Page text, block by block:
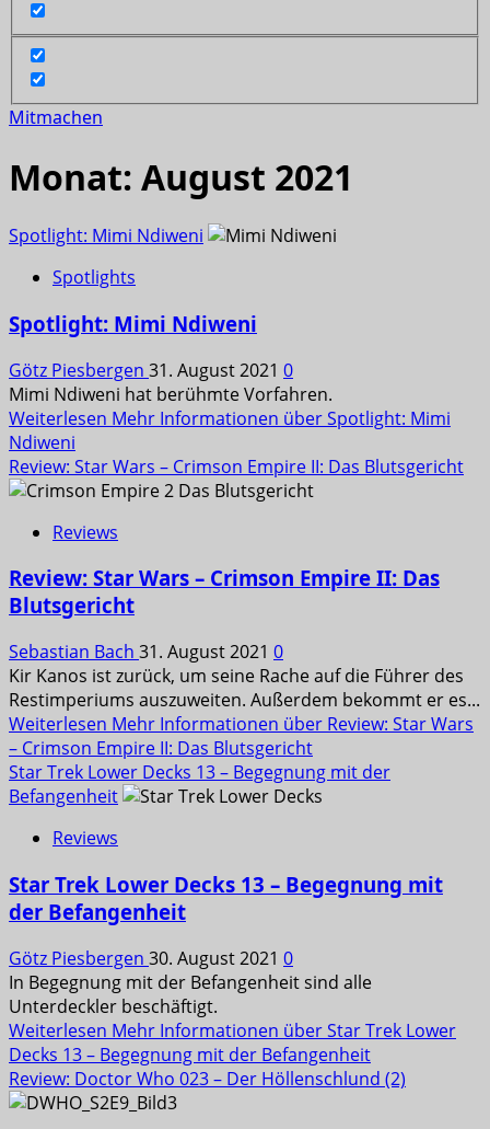
Mitmachen
Monat: August 2021
Spotlight: Mimi Ndiweni
Spotlights
Spotlight: Mimi Ndiweni
Götz Piesbergen 31. August 2021 0
Mimi Ndiweni hat berühmte Vorfahren.
Weiterlesen Mehr Informationen über Spotlight: Mimi
Ndiweni
Review: Star Wars – Crimson Empire II: Das Blutsgericht
Reviews
Review: Star Wars – Crimson Empire II: Das
Blutsgericht
Sebastian Bach 31. August 2021 0
Kir Kanos ist zurück, um seine Rache auf die Führer des
Restimperiums auszuweiten. Außerdem bekommt er es...
Weiterlesen Mehr Informationen über Review: Star Wars
– Crimson Empire II: Das Blutsgericht
Star Trek Lower Decks 13 – Begegnung mit der
Befangenheit
Reviews
Star Trek Lower Decks 13 – Begegnung mit
der Befangenheit
Götz Piesbergen 30. August 2021 0
In Begegnung mit der Befangenheit sind alle
Unterdeckler beschäftigt.
Weiterlesen Mehr Informationen über Star Trek Lower
Decks 13 – Begegnung mit der Befangenheit
Review: Doctor Who 023 – Der Höllenschlund (2)